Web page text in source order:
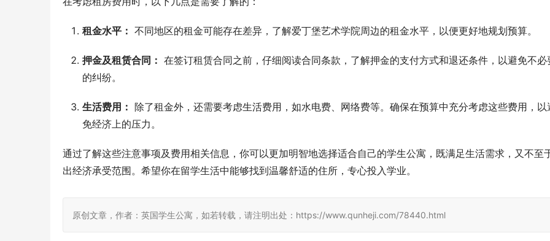
租金水平： 不同地区的租金可能存在差异，了解爱丁堡艺术学院周边的租金水平，以便更好地规划预算。
押金及租赁合同： 在签订租赁合同之前，仔细阅读合同条款，了解押金的支付方式和退还条件，以避免不必
的纠纷。
生活费用： 除了租金外，还需要考虑生活费用，如水电费、网络费等。确保在预算中充分考虑这些费用，以
免经济上的压力。
通过了解这些注意事项及费用相关信息，你可以更加明智地选择适合自己的学生公寓，既满足生活需求，又不至
出经济承受范围。希望你在留学生活中能够找到温馨舒适的住所，专心投入学业。
原创文章，作者：英国学生公寓，如若转载，请注明出处：https://www.qunheji.com/78440.html